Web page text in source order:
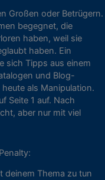
Großen oder Betrügern.
begegnet, die
haben, weil sie
haben. Ein
sich Tipps aus einem
und Blog-
als Manipulation.
Seite 1 auf. Nach
aber nur mit viel
deinem Thema zu tun